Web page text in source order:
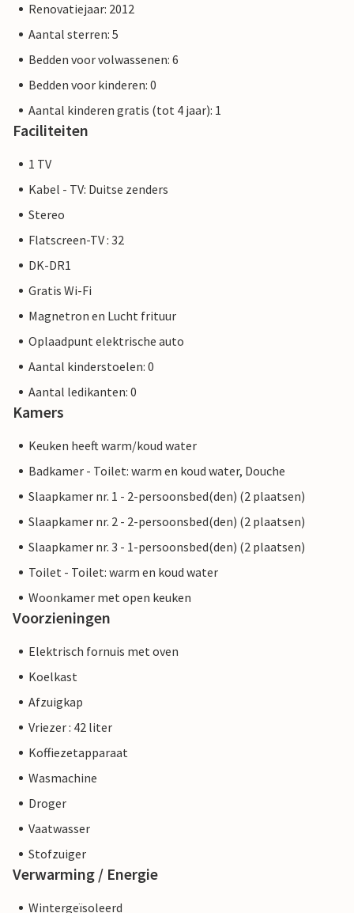
Renovatiejaar: 2012
Aantal sterren: 5
Bedden voor volwassenen: 6
Bedden voor kinderen: 0
Aantal kinderen gratis (tot 4 jaar): 1
Faciliteiten
1 TV
Kabel - TV: Duitse zenders
Stereo
Flatscreen-TV : 32
DK-DR1
Gratis Wi-Fi
Magnetron en Lucht frituur
Oplaadpunt elektrische auto
Aantal kinderstoelen: 0
Aantal ledikanten: 0
Kamers
Keuken heeft warm/koud water
Badkamer - Toilet: warm en koud water, Douche
Slaapkamer nr. 1 - 2-persoonsbed(den) (2 plaatsen)
Slaapkamer nr. 2 - 2-persoonsbed(den) (2 plaatsen)
Slaapkamer nr. 3 - 1-persoonsbed(den) (2 plaatsen)
Toilet - Toilet: warm en koud water
Woonkamer met open keuken
Voorzieningen
Elektrisch fornuis met oven
Koelkast
Afzuigkap
Vriezer : 42 liter
Koffiezetapparaat
Wasmachine
Droger
Vaatwasser
Stofzuiger
Verwarming / Energie
Wintergeïsoleerd